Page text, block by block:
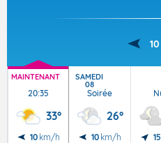
10
MAINTENANT
20:35
33°
10 km/h
SAMEDI
08
Soirée
26°
10 km/h 15